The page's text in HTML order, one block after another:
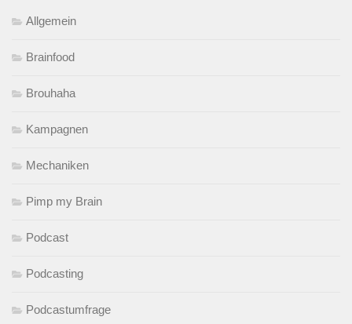
Allgemein
Brainfood
Brouhaha
Kampagnen
Mechaniken
Pimp my Brain
Podcast
Podcasting
Podcastumfrage